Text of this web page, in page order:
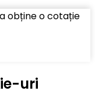
obține o cotație
uri